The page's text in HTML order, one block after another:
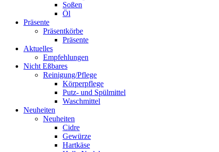
Soßen
Öl
Präsente
Präsentkörbe
Präsente
Aktuelles
Empfehlungen
Nicht Eßbares
Reinigung/Pflege
Körperpflege
Putz- und Spülmittel
Waschmittel
Neuheiten
Neuheiten
Cidre
Gewürze
Hartkäse